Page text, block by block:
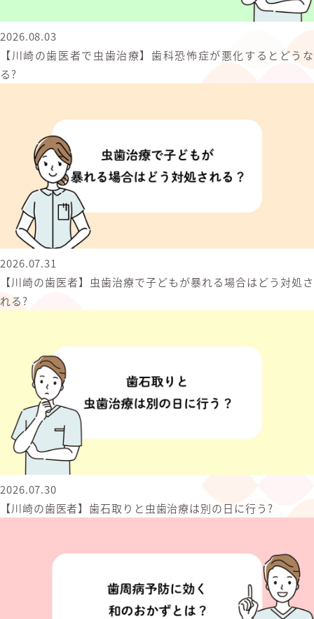
2026.08.03
【川崎の歯医者で虫歯治療】歯科恐怖症が悪化するとどうな
る?
2026.07.31
【川崎の歯医者】虫歯治療で子どもが暴れる場合はどう対処さ
れる?
2026.07.30
【川崎の歯医者】歯石取りと虫歯治療は別の日に行う?